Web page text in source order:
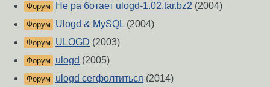
Форум Не ра ботает ulogd-1.02.tar.bz2 (2004)
Форум Ulogd & MySQL (2004)
Форум ULOGD (2003)
Форум ulogd (2005)
Форум ulogd сегфолтиться (2014)